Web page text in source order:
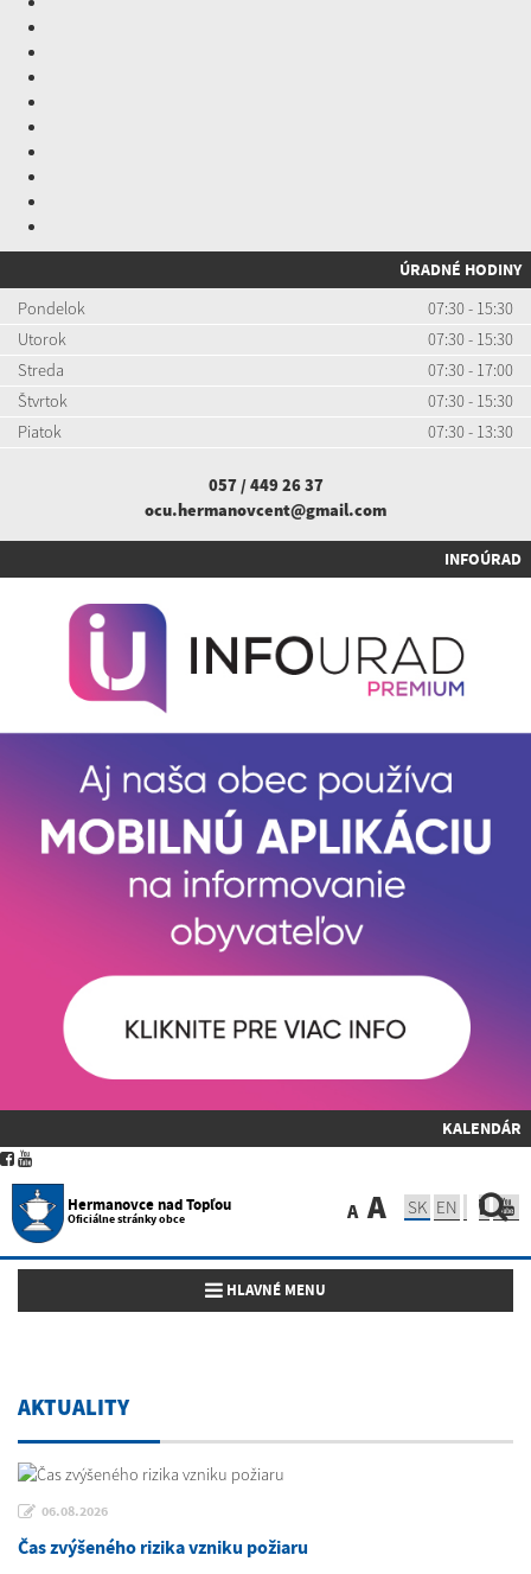
ÚRADNÉ HODINY
Pondelok
07:30 - 15:30
Utorok
07:30 - 15:30
Streda
07:30 - 17:00
Štvrtok
07:30 - 15:30
Piatok
07:30 - 13:30
057 / 449 26 37
ocu.hermanovcent@gmail.com
INFOÚRAD
KALENDÁR
Hermanovce nad Topľou
Oficiálne stránky obce A A SK EN
Toggle navigation
HLAVNÉ MENU
AKTUALITY
06.08.2026
Čas zvýšeného rizika vzniku požiaru